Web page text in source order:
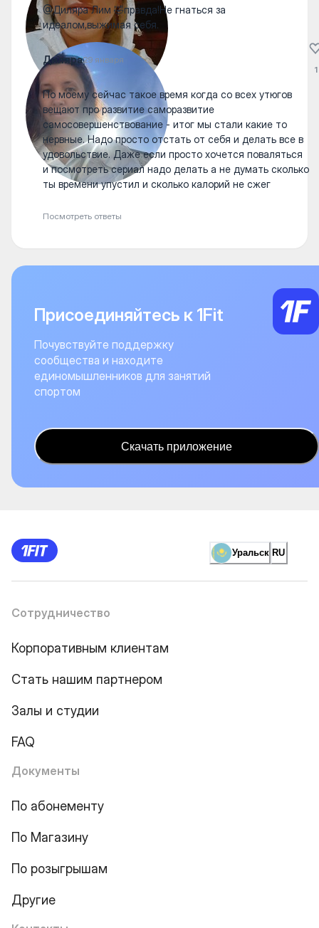
@Диляра Лим 🤣правда!Не гнаться за
идеалом,выжимая себя.
Диляра29 января
По моему сейчас такое время когда со всех утюгов
вещают про развитие саморазвитие
самосовершенствование - итог мы стали какие то
нервные. Надо просто отстать от себя и делать все в
удовольствие. Даже если просто хочется поваляться
и посмотреть сериал надо делать а не думать сколько
ты времени упустил и сколько калорий не сжег
Посмотреть ответы
1
Присоединяйтесь к 1Fit
Почувствуйте поддержку
сообщества и находите
единомышленников для занятий
спортом
Скачать приложение
Уральск RU
Сотрудничество
Корпоративным клиентам
Стать нашим партнером
Залы и студии
FAQ
Документы
По абонементу
По Магазину
По розыгрышам
Другие